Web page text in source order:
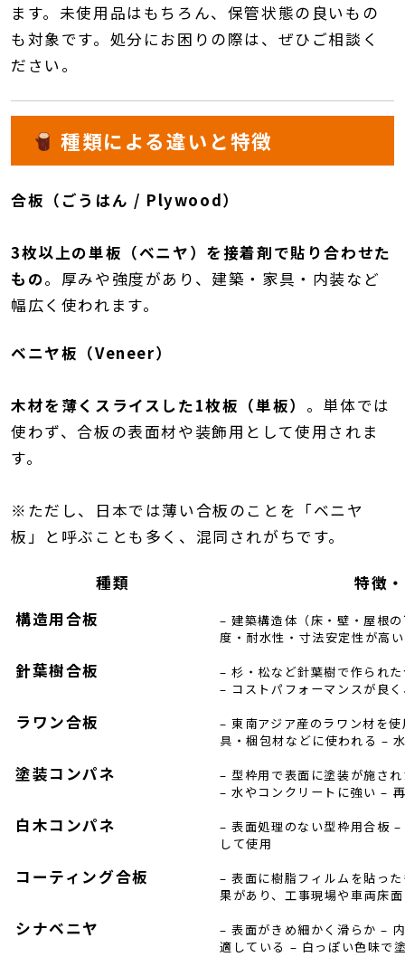
ます。 未使用品はもちろん、保管状態の良いもの
も対象です。 処分にお困りの際は、ぜひご相談く
ださい。
種類による違いと特徴
合板（ごうはん / Plywood）
3枚以上の単板（ベニヤ）を接着剤で貼り合わせた
もの。厚みや強度があり、建築・家具・内装など
幅広く使われます。
ベニヤ板（Veneer）
木材を薄くスライスした1枚板（単板） 。単体では
使わず、合板の表面材や装飾用として使用されま
す。
※ただし、日本では薄い合板のことを「ベニヤ
板」と呼ぶことも多く、混同されがちです。
種類
特徴
構造用合板
– 建築構造体（床・壁・屋根
度・耐水性・寸法安定性が高
針葉樹合板
– 杉・松など針葉樹で作られ
– コストパフォーマンスが良
ラワン合板
– 東南アジア産のラワン材を
具・梱包材などに使われる –
塗装コンパネ
– 型枠用で表面に塗装が施さ
– 水やコンクリートに強い –
白木コンパネ
– 表面処理のない型枠用合板
して使用
コーティング合板
– 表面に樹脂フィルムを貼っ
果があり、工事現場や車両床
シナベニヤ
– 表面がきめ細かく滑らか –
適している – 白っぽい色味で